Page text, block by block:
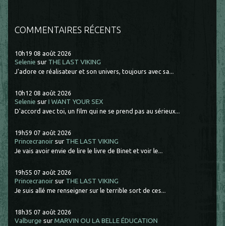
COMMENTAIRES RÉCENTS
10h19 08 août 2026
Selenie sur THE LAST VIKING
J'adore ce réalisateur et son univers, toujours avec sa...
10h12 08 août 2026
Selenie surI WANT YOUR SEX
D'accord avec toi, un film qui ne se prend pas au sérieux...
19h59 07 août 2026
Princecranoir sur THE LAST VIKING
Je vais avoir envie de lire le livre de Binet et voir le...
19h55 07 août 2026
Princecranoir sur THE LAST VIKING
Je suis allé me renseigner sur le terrible sort de ces...
18h35 07 août 2026
Valburge surMARVIN OU LA BELLE ÉDUCATION